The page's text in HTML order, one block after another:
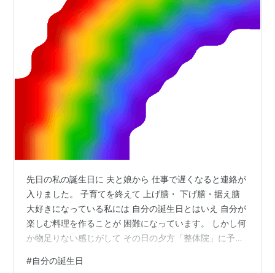
先日の私の誕生日に 夫と娘から 仕事で遅くなると連絡が
入りました。 子育てを終えて 上げ膳・ 下げ膳・据え膳
大好きになっている私には 自分の誕生日とはいえ 自分が
楽しむ料理を作ることが 困難になっています。 しかし何
か物足りない感じがして その日の夕方「整体院」に予約
りで 来ました。」と 整体院の先生に言いますと 「一説
#自分の誕生日